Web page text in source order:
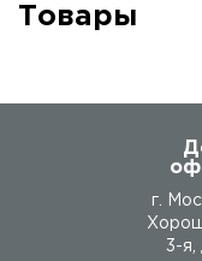
Товары
г.
3-я,